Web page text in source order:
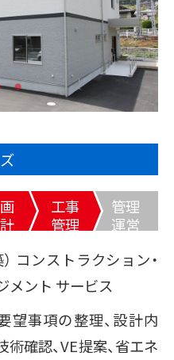
ュー
コスト削減・脱炭素
サービス
おまかせ
電
他のサービスを見る
ECOプラン
会社
Save-Air
ームズ
獲得
ンスサービス
ン
減
イトサービス
他のサービスを見る
ィネート
売
計まで自動化
試験サービス
＆配送
他のサービスを見る
素
・防災
小売・卸業
その他
等
サービス紹介資料
て
さま
イト
んBiZ
工事
管理
管理
運営
） コンストラクション・
メント サービス
望事項の整理、設計内
術確認、VE提案、省エネ